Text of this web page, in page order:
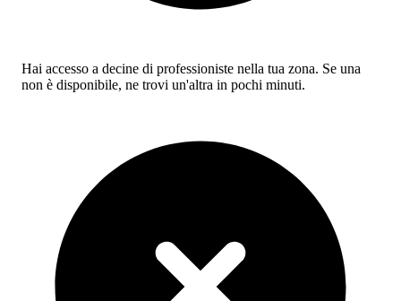
Hai accesso a decine di professioniste nella tua zona. Se una
non è disponibile, ne trovi un'altra in pochi minuti.